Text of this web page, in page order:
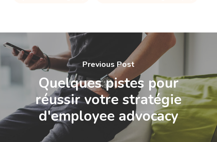
Previous Post
Quelques pistes pour
réussir votre stratégie
d'employee advocacy